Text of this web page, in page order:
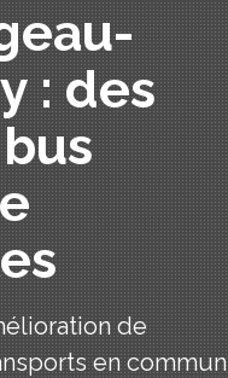
: des
de
en commun